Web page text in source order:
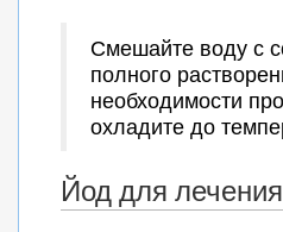
Смешайте воду с
полного
необходимости
охладите до
Йод для